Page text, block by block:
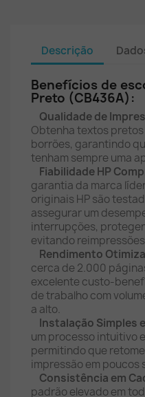
Descrição
Benefícios de
Preto (CB436A):
Qualidade de
Obtenha textos
borrões, garantindo
tenham sempre uma
Fiabilidade HP
garantia da marca
originais HP são
assegurar um
interrupções,
evitando
Rendimento
cerca de 2.000
excelente custo-
de trabalho com
a alto.
Instalação Simples
um processo intuitivo
permitindo que
impressão em poucos
Consistência em
padrão elevado em